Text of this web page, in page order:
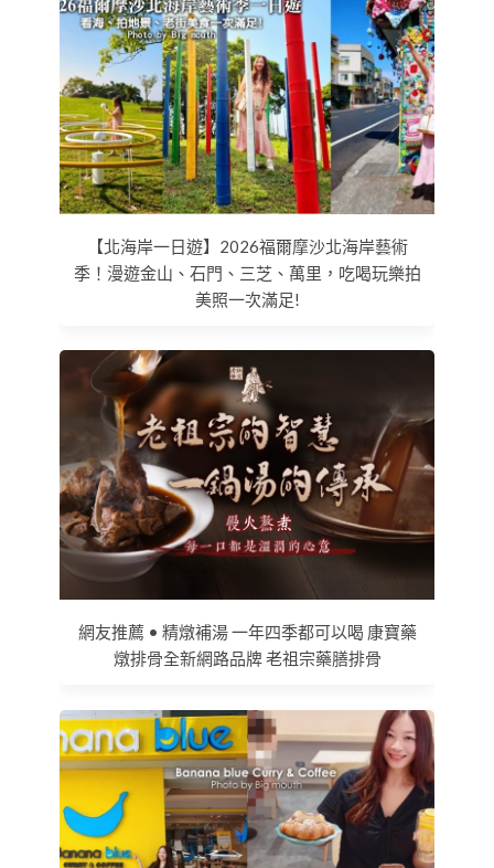
【北海岸一日遊】2026福爾摩沙北海岸藝術
季！漫遊金山、石門、三芝、萬里，吃喝玩樂拍
美照一次滿足!
網友推薦 • 精燉補湯 一年四季都可以喝 康寶藥
燉排骨全新網路品牌 老祖宗藥膳排骨